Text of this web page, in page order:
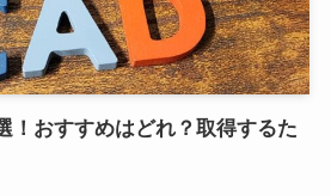
！おすすめはどれ？取得するた